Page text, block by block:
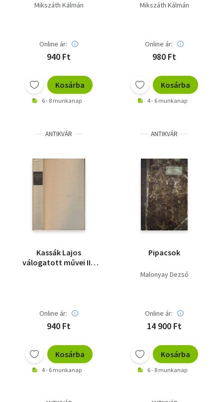
Mikszáth Kálmán
Online ár:
940 Ft
Kosárba
6 - 8 munkanap
Mikszáth Kálmán
Online ár:
980 Ft
Kosárba
4 - 6 munkanap
ANTIKVÁR
Kassák Lajos
válogatott művei II.-
Online ár:
940 Ft
Kosárba
4 - 6 munkanap
ANTIKVÁR
Pipacsok
Malonyay Dezső
Online ár:
14 900 Ft
Kosárba
6 - 8 munkanap